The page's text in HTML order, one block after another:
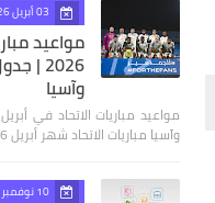
03 أبريل 2026
مواعيد
2026
وآسيا
وآسيا مباريات الاتحاد شهر أبريل 2026 يترقب عشاق نادي الاتح…
10 نوفمبر 2020